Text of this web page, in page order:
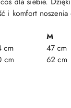
i komfort
M
cm 47 cm
cm 62 cm